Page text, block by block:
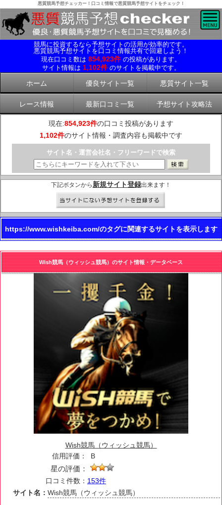
悪質競馬予想チェッカー！口コミ情報で悪質競馬予想サイトをチェック！
競馬に投資するなら予想サイトの活用が効率的です。
悪質競馬予想サイトを口コミ情報共有で回避しよう！
現在口コミ数は 854,923件 の投稿があります。
サイト情報は 1,102件 のサイトを掲載中です。
ホーム 優良サイト一覧 悪質サイト一覧
レース情報 最新口コミ一覧 予想サイト攻略法
現在:854,923件の口コミ投稿があります
1,102件のサイト情報・調査内容も掲載中です
サイト名・運営会社名・フリーワードで検索
下記ボタンから 新規サイト登録出来ます！
https://www.wishkeiba.com/のタグに関連するサイトを表示します
Wish競馬（ウィッシュ競馬）のサイト情報・データベース
Wish競馬（ウィッシュ競馬）
信用評価：
B
星の評価：
口コミ件数： 153件
サイト名：Wish競馬（ウィッシュ競馬）